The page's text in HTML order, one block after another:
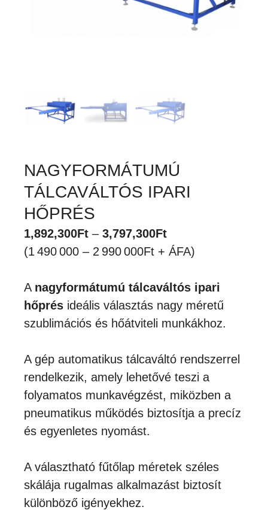
NAGYFORMÁTUMÚ
TÁLCAVÁLTÓS IPARI
HŐPRÉS
1,892,300Ft – 3,797,300FtÁrtartomány:
1,892,300Ft
3,797,300Ft
(1 490 000 – 2 990 000Ft + ÁFA)
A nagyformátumú tálcaváltós ipari
hőprés ideális választás nagy méretű
szublimációs és hőátviteli munkákhoz.
A gép automatikus tálcaváltó rendszerrel
rendelkezik, amely lehetővé teszi a
folyamatos munkavégzést, miközben a
pneumatikus működés biztosítja a precíz
és egyenletes nyomást.
A választható fűtőlap méretek széles
skálája rugalmas alkalmazást biztosít
különböző igényekhez.